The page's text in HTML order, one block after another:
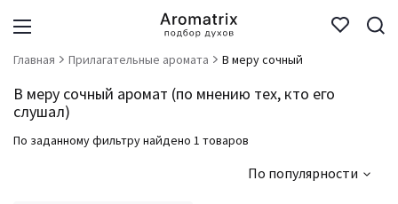
Главная Прилагательные аромата В меру сочный
В меру сочный аромат (по мнению тех, кто его
слушал)
По заданному фильтру найдено 1 товаров
По популярности